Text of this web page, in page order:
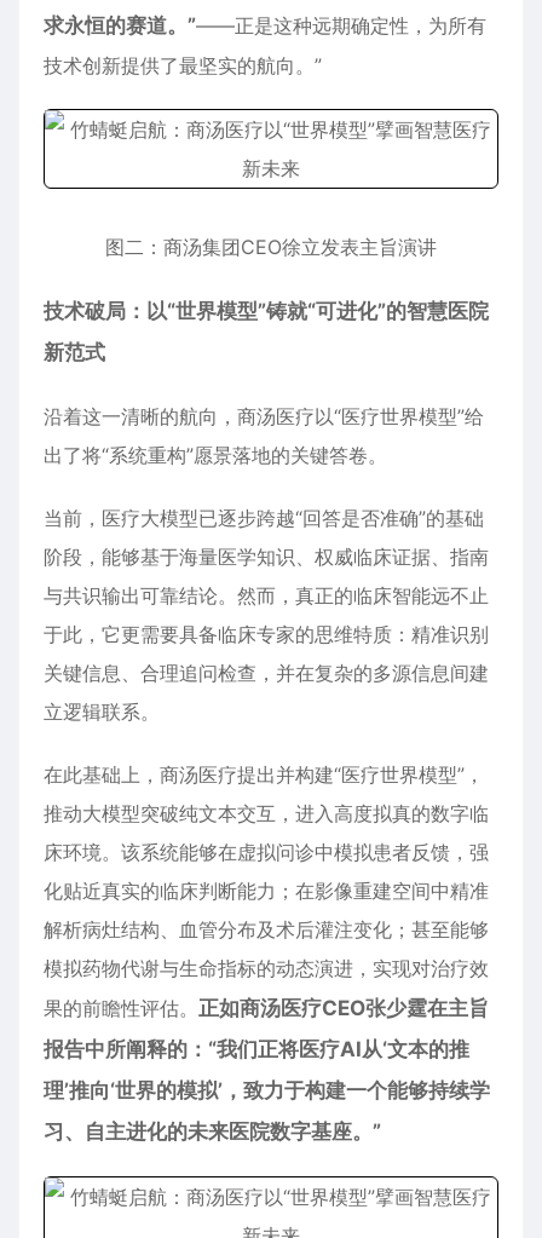
求永恒的赛道。”——正是这种远期确定性，为所有
技术创新提供了最坚实的航向。”
图二：商汤集团CEO徐立发表主旨演讲
技术破局：以“世界模型”铸就“可进化”的智慧医院
新范式
沿着这一清晰的航向，商汤医疗以“医疗世界模型”给
出了将“系统重构”愿景落地的关键答卷。
当前，医疗大模型已逐步跨越“回答是否准确”的基础
阶段，能够基于海量医学知识、权威临床证据、指南
与共识输出可靠结论。然而，真正的临床智能远不止
于此，它更需要具备临床专家的思维特质：精准识别
关键信息、合理追问检查，并在复杂的多源信息间建
立逻辑联系。
在此基础上，商汤医疗提出并构建“医疗世界模型”，
推动大模型突破纯文本交互，进入高度拟真的数字临
床环境。该系统能够在虚拟问诊中模拟患者反馈，强
化贴近真实的临床判断能力；在影像重建空间中精准
解析病灶结构、血管分布及术后灌注变化；甚至能够
模拟药物代谢与生命指标的动态演进，实现对治疗效
果的前瞻性评估。 正如商汤医疗CEO张少霆在主旨
报告中所阐释的：“我们正将医疗AI从‘文本的推
理’推向‘世界的模拟’，致力于构建一个能够持续学
习、自主进化的未来医院数字基座。”